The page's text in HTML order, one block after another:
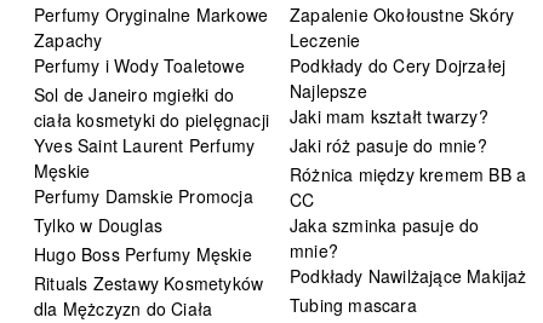
Perfumy Oryginalne Markowe
Zapachy
Perfumy i Wody Toaletowe
Sol de Janeiro mgiełki do
ciała kosmetyki do pielęgnacji
Yves Saint Laurent Perfumy
Męskie
Perfumy Damskie Promocja
Tylko w Douglas
Hugo Boss Perfumy Męskie
Rituals Zestawy Kosmetyków
dla Mężczyzn do Ciała
Zapalenie Okołoustne Skóry
Leczenie
Podkłady do Cery Dojrzałej
Najlepsze
Jaki mam kształt twarzy?
Jaki róż pasuje do mnie?
Różnica między kremem BB a
CC
Jaka szminka pasuje do
mnie?
Podkłady Nawilżające Makijaż
Tubing mascara